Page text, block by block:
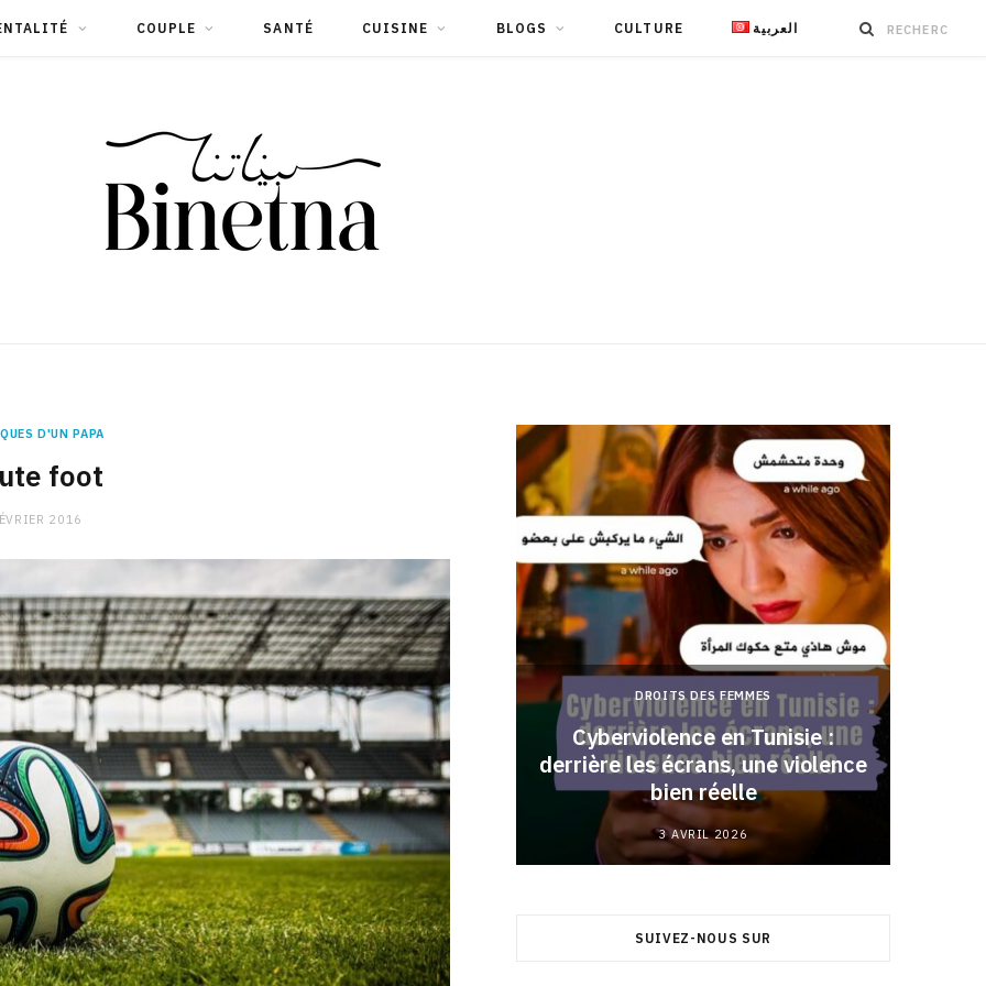
COUPLE SANTÉ CUISINE BLOGS CULTURE العربية
D'UN PAPA
foot
2016
CHARGE MENTALE
Stress après le travail :
comment relâcher la pression
9 JANVIER 2026
DROITS DES FEMMES
Cyberviolence en Tunisie :
derrière les écrans, une violence
bien réelle
3 AVRIL 2026
SUIVEZ-NOUS SUR